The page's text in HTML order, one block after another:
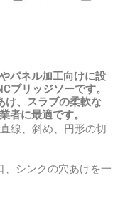
パネル加工向けに設
ブリッジソーです。
け、スラブの柔軟な
者に最適です。
線、斜め、円形の切
、シンクの穴あけを一